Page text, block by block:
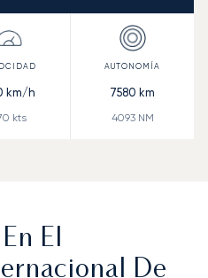
km/h
kts
7580 km
4093NM
El
De